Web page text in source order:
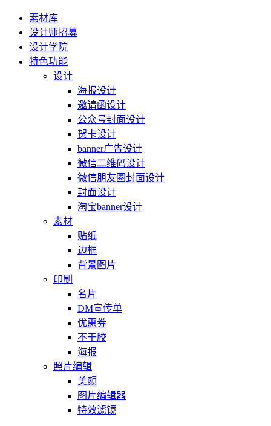
素材库
设计师招募
设计学院
特色功能
设计
海报设计
邀请函设计
公众号封面设计
贺卡设计
banner广告设计
微信二维码设计
微信朋友圈封面设计
封面设计
淘宝banner设计
素材
贴纸
边框
背景图片
印刷
名片
DM宣传单
优惠券
不干胶
海报
照片编辑
美颜
图片编辑器
特效滤镜